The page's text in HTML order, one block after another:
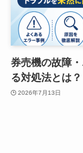
券売機の故障
る対処法とは？
2026年7月13日